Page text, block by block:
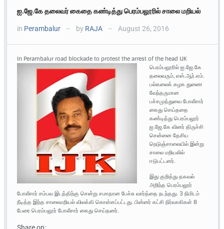
ஐ.ஜே.கே தலைவர் கைதை கண்டித்து பெரம்பலூரில் சாலை மறியல்
in Perambalur — by RAJA — August 26, 2016
In Perambalur road blockade to protest the arrest of the head IJK
பெரம்பலூரில் ஐ.ஜே.கே
தலைவரும், எஸ்.ஆர்.எம்.
பல்கலைக் கழக துணை
வேந்தருமான
பச்சமுத்துவை போலீசார்
கைது செய்ததை
கண்டித்து பெரம்பலூர்
ஐ.ஜே.கே வினர் திருச்சி
சென்னை தேசிய
நெடுஞ்சாலையில் இன்று
சாலை மறியலில்
ஈடுபட்டனர்.
இது குறித்து தகவல்
அறிந்த பெரம்பலூர்
போலீசார் சம்பவ இடத்திற்கு சென்று சமாதான பேச்சு வார்த்தை நடந்தது. 3 நிமிடம்
நீடித்த இந்த சாலைமறியல் விலக்கி கொள்ளப்பட்டது. பின்னர் கட்சி நிர்வாகிகள் 8
பேரை பெரம்பலூர் போலீசார் கைது செய்தனர்.